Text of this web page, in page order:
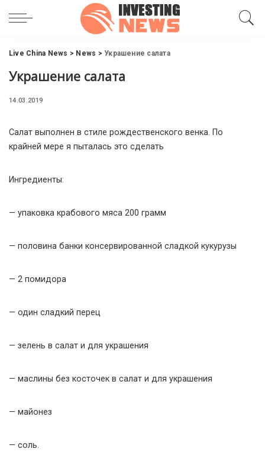
Live China News > News > Украшение салата
Украшение салата
14.03.2019
Салат выполнен в стиле рождественского венка. По
крайней мере я пыталась это сделать
Ингредиенты:
— упаковка крабового мяса 200 грамм
— половина банки консервированной сладкой кукурузы
— 2 помидора
— один сладкий перец
— зелень в салат и для украшения
— маслины без косточек в салат и для украшения
— майонез
— соль.